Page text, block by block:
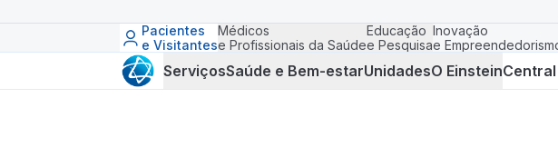
Pacientes
e Visitantes
Médicos
e Profissionais da Saúde
Educação
e Pesquisa
Inovação
e
ServiçosSaúde e Bem-estarUnidadesO Einstein